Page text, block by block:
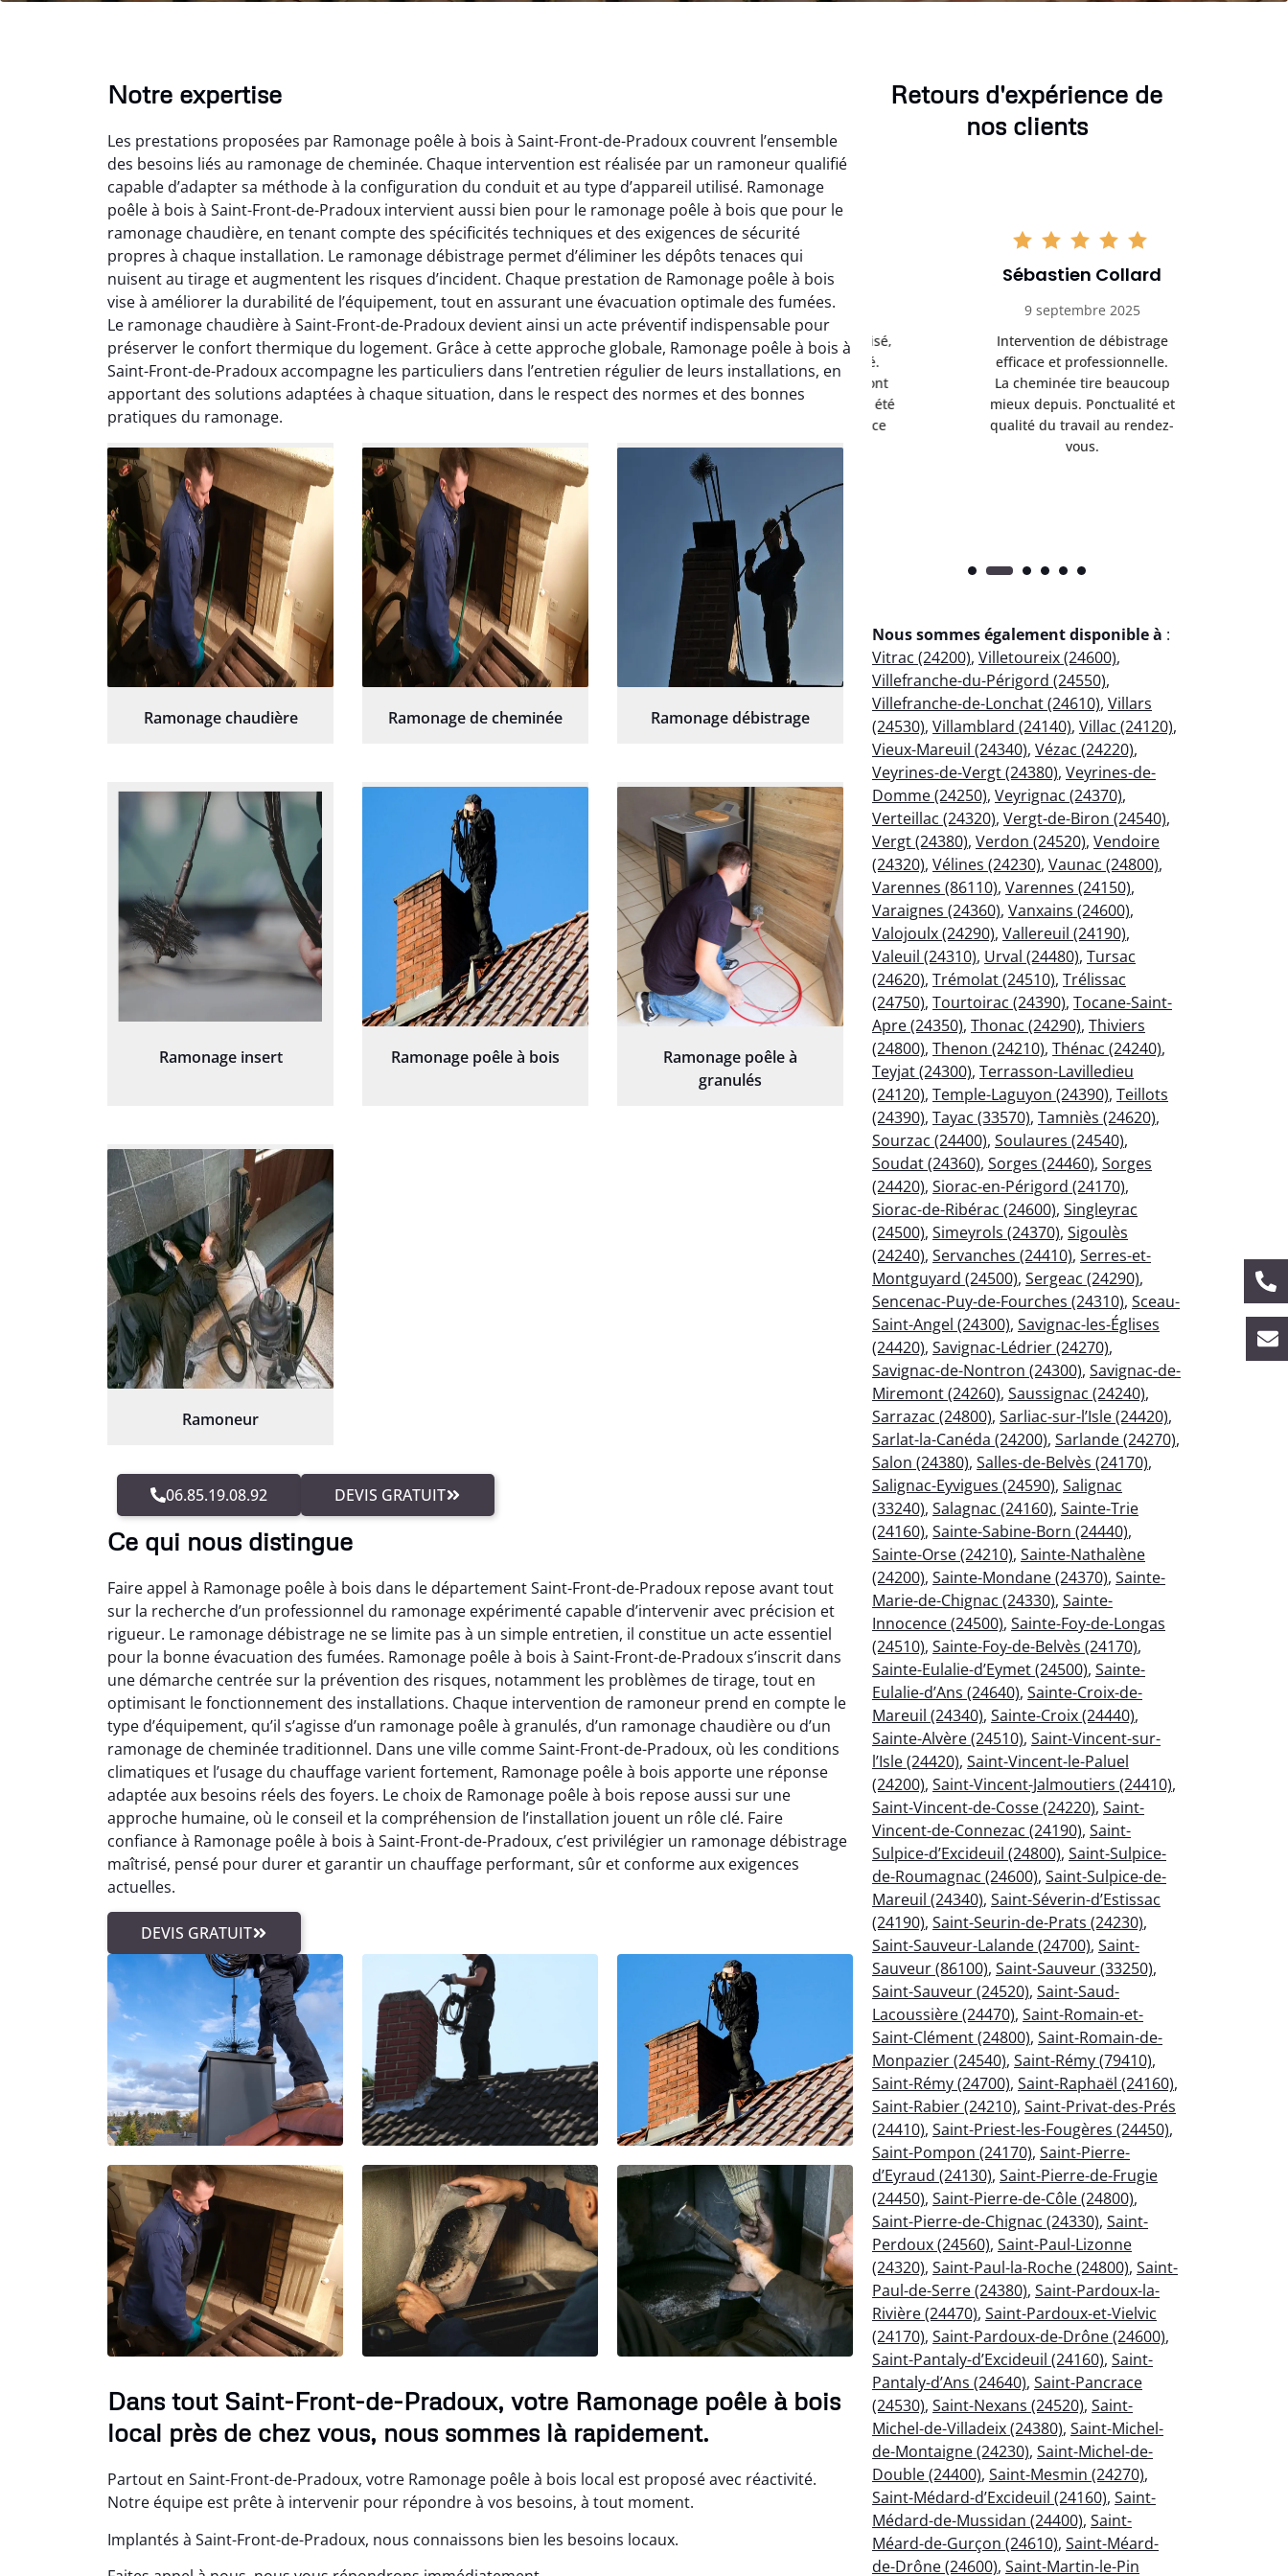
Notre expertise
Les prestations proposées par Ramonage poêle à bois à Saint-Front-de-Pradoux couvrent l’ensemble
des besoins liés au ramonage de cheminée. Chaque intervention est réalisée par un ramoneur qualifié
capable d’adapter sa méthode à la configuration du conduit et au type d’appareil utilisé. Ramonage
poêle à bois à Saint-Front-de-Pradoux intervient aussi bien pour le ramonage poêle à bois que pour le
ramonage chaudière, en tenant compte des spécificités techniques et des exigences de sécurité
propres à chaque installation. Le ramonage débistrage permet d’éliminer les dépôts tenaces qui
nuisent au tirage et augmentent les risques d’incident. Chaque prestation de Ramonage poêle à bois
vise à améliorer la durabilité de l’équipement, tout en assurant une évacuation optimale des fumées.
Le ramonage chaudière à Saint-Front-de-Pradoux devient ainsi un acte préventif indispensable pour
préserver le confort thermique du logement. Grâce à cette approche globale, Ramonage poêle à bois à
Saint-Front-de-Pradoux accompagne les particuliers dans l’entretien régulier de leurs installations, en
apportant des solutions adaptées à chaque situation, dans le respect des normes et des bonnes
pratiques du ramonage.
Ramonage chaudière Ramonage de cheminée Ramonage débistrage
Ramonage insert Ramonage poêle à bois
Ramonage poêle à
granulés
Ramoneur
06.85.19.08.92 DEVIS GRATUIT
Ce qui nous distingue
Faire appel à Ramonage poêle à bois dans le département Saint-Front-de-Pradoux repose avant tout
sur la recherche d’un professionnel du ramonage expérimenté capable d’intervenir avec précision et
rigueur. Le ramonage débistrage ne se limite pas à un simple entretien, il constitue un acte essentiel
pour la bonne évacuation des fumées. Ramonage poêle à bois à Saint-Front-de-Pradoux s’inscrit dans
une démarche centrée sur la prévention des risques, notamment les problèmes de tirage, tout en
optimisant le fonctionnement des installations. Chaque intervention de ramoneur prend en compte le
type d’équipement, qu’il s’agisse d’un ramonage poêle à granulés, d’un ramonage chaudière ou d’un
ramonage de cheminée traditionnel. Dans une ville comme Saint-Front-de-Pradoux, où les conditions
climatiques et l’usage du chauffage varient fortement, Ramonage poêle à bois apporte une réponse
adaptée aux besoins réels des foyers. Le choix de Ramonage poêle à bois repose aussi sur une
approche humaine, où le conseil et la compréhension de l’installation jouent un rôle clé. Faire
confiance à Ramonage poêle à bois à Saint-Front-de-Pradoux, c’est privilégier un ramonage débistrage
maîtrisé, pensé pour durer et garantir un chauffage performant, sûr et conforme aux exigences
actuelles.
DEVIS GRATUIT
Dans tout Saint-Front-de-Pradoux, votre Ramonage poêle à bois
local près de chez vous, nous sommes là rapidement.
Partout en Saint-Front-de-Pradoux, votre Ramonage poêle à bois local est proposé avec réactivité.
Notre équipe est prête à intervenir pour répondre à vos besoins, à tout moment.
Implantés à Saint-Front-de-Pradoux, nous connaissons bien les besoins locaux.
Retours d'expérience de
nos clients
Loïc Marchand
24 janvier 2026
Très bon travail de
débistrage et ramonage.
Cheminée parfaitement
nettoyée et fonctionnement
recommande sans
hésitation.
Claire Vautrin
21 juin 2025
Ramonage très bien réalisé,
travail propre et soigné.
Toutes les explications ont
été claires et le conduit a été
sérieux et rassurant.
Sébastien Collard
9 septembre 2025
Intervention de débistrage
efficace et professionnelle.
La cheminée tire beaucoup
mieux depuis. Ponctualité et
qualité du travail au rendez-
Nous sommes également disponible à :
Vitrac (24200), Villetoureix (24600),
Villefranche-du-Périgord (24550),
Villefranche-de-Lonchat (24610), Villars
(24530), Villamblard (24140), Villac (24120),
Vieux-Mareuil (24340), Vézac (24220),
Veyrines-de-Vergt (24380), Veyrines-de-
Domme (24250), Veyrignac (24370),
Verteillac (24320), Vergt-de-Biron (24540),
Vergt (24380), Verdon (24520), Vendoire
(24320), Vélines (24230), Vaunac (24800),
Varennes (86110), Varennes (24150),
Varaignes (24360), Vanxains (24600),
Valojoulx (24290), Vallereuil (24190),
Valeuil (24310), Urval (24480), Tursac
(24620), Trémolat (24510), Trélissac
(24750), Tourtoirac (24390), Tocane-Saint-
Apre (24350), Thonac (24290), Thiviers
(24800), Thenon (24210), Thénac (24240),
Teyjat (24300), Terrasson-Lavilledieu
(24120), Temple-Laguyon (24390), Teillots
(24390), Tayac (33570), Tamniès (24620),
Sourzac (24400), Soulaures (24540),
Soudat (24360), Sorges (24460), Sorges
(24420), Siorac-en-Périgord (24170),
Siorac-de-Ribérac (24600), Singleyrac
(24500), Simeyrols (24370), Sigoulès
(24240), Servanches (24410), Serres-et-
Montguyard (24500), Sergeac (24290),
Sencenac-Puy-de-Fourches (24310), Sceau-
Saint-Angel (24300), Savignac-les-Églises
(24420), Savignac-Lédrier (24270),
Savignac-de-Nontron (24300), Savignac-de-
Miremont (24260), Saussignac (24240),
Sarrazac (24800), Sarliac-sur-l’Isle (24420),
Sarlat-la-Canéda (24200), Sarlande (24270),
Salon (24380), Salles-de-Belvès (24170),
Salignac-Eyvigues (24590), Salignac
(33240), Salagnac (24160), Sainte-Trie
(24160), Sainte-Sabine-Born (24440),
Sainte-Orse (24210), Sainte-Nathalène
(24200), Sainte-Mondane (24370), Sainte-
Marie-de-Chignac (24330), Sainte-
Innocence (24500), Sainte-Foy-de-Longas
(24510), Sainte-Foy-de-Belvès (24170),
Sainte-Eulalie-d’Eymet (24500), Sainte-
Eulalie-d’Ans (24640), Sainte-Croix-de-
Mareuil (24340), Sainte-Croix (24440),
Sainte-Alvère (24510), Saint-Vincent-sur-
l’Isle (24420), Saint-Vincent-le-Paluel
(24200), Saint-Vincent-Jalmoutiers (24410),
Saint-Vincent-de-Cosse (24220), Saint-
Vincent-de-Connezac (24190), Saint-
Sulpice-d’Excideuil (24800), Saint-Sulpice-
de-Roumagnac (24600), Saint-Sulpice-de-
Mareuil (24340), Saint-Séverin-d’Estissac
(24190), Saint-Seurin-de-Prats (24230),
Saint-Sauveur-Lalande (24700), Saint-
Sauveur (86100), Saint-Sauveur (33250),
Saint-Sauveur (24520), Saint-Saud-
Lacoussière (24470), Saint-Romain-et-
Saint-Clément (24800), Saint-Romain-de-
Monpazier (24540), Saint-Rémy (79410),
Saint-Rémy (24700), Saint-Raphaël (24160),
Saint-Rabier (24210), Saint-Privat-des-Prés
(24410), Saint-Priest-les-Fougères (24450),
Saint-Pompon (24170), Saint-Pierre-
d’Eyraud (24130), Saint-Pierre-de-Frugie
(24450), Saint-Pierre-de-Côle (24800),
Saint-Pierre-de-Chignac (24330), Saint-
Perdoux (24560), Saint-Paul-Lizonne
(24320), Saint-Paul-la-Roche (24800), Saint-
Paul-de-Serre (24380), Saint-Pardoux-la-
Rivière (24470), Saint-Pardoux-et-Vielvic
(24170), Saint-Pardoux-de-Drône (24600),
Saint-Pantaly-d’Excideuil (24160), Saint-
Pantaly-d’Ans (24640), Saint-Pancrace
(24530), Saint-Nexans (24520), Saint-
Michel-de-Villadeix (24380), Saint-Michel-
de-Montaigne (24230), Saint-Michel-de-
Double (24400), Saint-Mesmin (24270),
Saint-Médard-d’Excideuil (24160), Saint-
Médard-de-Mussidan (24400), Saint-
Méard-de-Gurçon (24610), Saint-Méard-
de-Drône (24600), Saint-Martin-le-Pin